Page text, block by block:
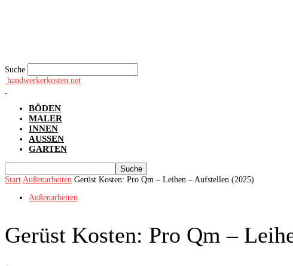
Suche
handwerkerkosten.net
BÖDEN
MALER
INNEN
AUSSEN
GARTEN
Start Außenarbeiten Gerüst Kosten: Pro Qm – Leihen – Aufstellen (2025)
Außenarbeiten
Gerüst Kosten: Pro Qm –